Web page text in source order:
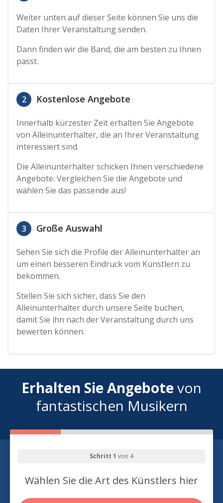
Weiter unten auf dieser Seite können Sie uns die
Daten Ihrer Veranstaltung senden.
Dann finden wir die Band, die am besten zu Ihnen
passt.
2 Kostenlose Angebote
Innerhalb kürzester Zeit erhalten Sie Angebote
von Alleinunterhalter, die an Ihrer Veranstaltung
interessiert sind.
Die Alleinunterhalter schicken Ihnen verschiedene
Angebote. Vergleichen Sie die Angebote und
wählen Sie das passende aus!
3 Große Auswahl
Sehen Sie sich die Profile der Alleinunterhalter an
um einen besseren Eindruck vom Künstlern zu
bekommen.
Stellen Sie sich sicher, dass Sie den
Alleinunterhalter durch unsere Seite buchen,
damit Sie ihn nach der Veranstaltung durch uns
bewerten können.
Erhalten Sie Angebotevon
fantastischen Musikern
Schritt 1 von 4
Wählen Sie die Art des Künstlers hier